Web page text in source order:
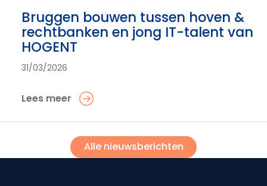
Bruggen bouwen tussen hoven &
rechtbanken en jong IT-talent van
HOGENT
31/03/2026
Lees meer
Alle nieuwsberichten